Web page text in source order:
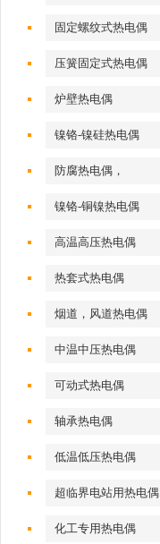
固定螺纹式热电偶
压簧固定式热电偶
炉壁热电偶
镍铬-镍硅热电偶
防腐热电偶，
镍铬-铜镍热电偶
高温高压热电偶
热套式热电偶
烟道，风道热电偶
中温中压热电偶
可动式热电偶
轴承热电偶
低温低压热电偶
超临界电站用热电偶
化工专用热电偶